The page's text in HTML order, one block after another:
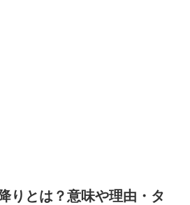
りとは？意味や理由・タ